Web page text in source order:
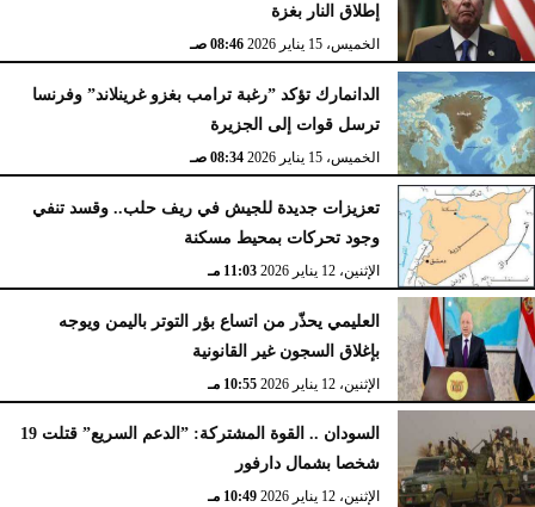
إطلاق النار بغزة
الخميس، 15 يناير 2026 08:46 صـ
الدانمارك تؤكد ”رغبة ترامب بغزو غرينلاند” وفرنسا
ترسل قوات إلى الجزيرة
الخميس، 15 يناير 2026 08:34 صـ
تعزيزات جديدة للجيش في ريف حلب.. وقسد تنفي
وجود تحركات بمحيط مسكنة
الإثنين، 12 يناير 2026 11:03 مـ
العليمي يحذّر من اتساع بؤر التوتر باليمن ويوجه
بإغلاق السجون غير القانونية
الإثنين، 12 يناير 2026 10:55 مـ
السودان .. القوة المشتركة: ”الدعم السريع” قتلت 19
شخصا بشمال دارفور
الإثنين، 12 يناير 2026 10:49 مـ